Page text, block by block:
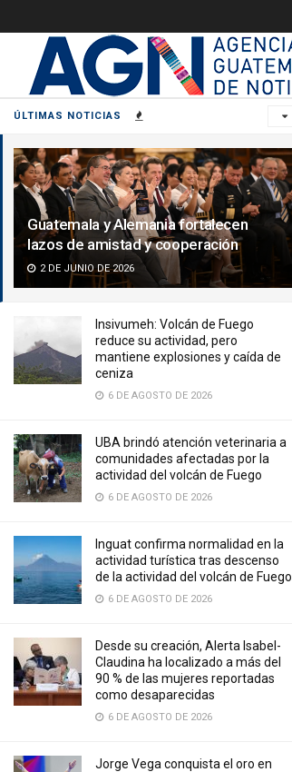
ÚLTIMAS NOTICIAS
Guatemala y Alemania fortalecen
lazos de amistad y cooperación
2 DE JUNIO DE 2026
Insivumeh: Volcán de Fuego
reduce su actividad, pero
mantiene explosiones y caída de
ceniza
6 DE AGOSTO DE 2026
UBA brindó atención veterinaria a
comunidades afectadas por la
actividad del volcán de Fuego
6 DE AGOSTO DE 2026
Inguat confirma normalidad en la
actividad turística tras descenso
de la actividad del volcán de Fuego
6 DE AGOSTO DE 2026
Desde su creación, Alerta Isabel-
Claudina ha localizado a más del
90 % de las mujeres reportadas
como desaparecidas
6 DE AGOSTO DE 2026
Jorge Vega conquista el oro en